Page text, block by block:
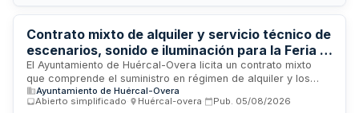
infraestructura decorativa navideña integral durante las
festividades de final de año.
Contrato mixto de alquiler y servicio técnico de
escenarios, sonido e iluminación para la Feria y
Fiestas de Huércal-Overa
El Ayuntamiento de Huércal-Overa licita un contrato mixto
que comprende el suministro en régimen de alquiler y los
servicios de montaje, conservación y desmontaje de
escenarios, equipos de sonido e iluminación necesarios para
Ayuntamiento de Huércal-Overa
Abierto simplificado
Huércal-overa Pub. 05/08/2026